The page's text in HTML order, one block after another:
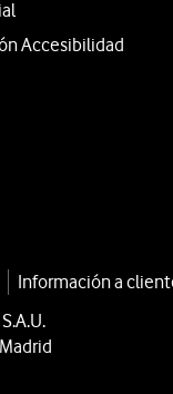
Accesibilidad
Información a